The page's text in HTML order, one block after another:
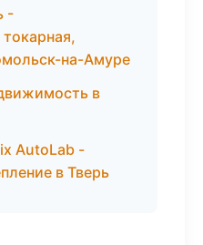
-
на-Амуре
в
AutoLab -
в Тверь